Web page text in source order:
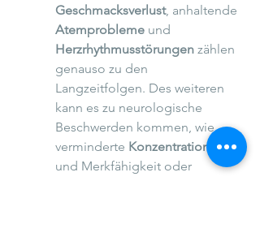
Geschmacksverlust, anhaltende
Atemprobleme und
Herzrhythmusstörungen zählen
genauso zu den
Langzeitfolgen. Des weiteren
kann es zu neurologische
Beschwerden kommen, wie
verminderte Konzentrations-
und Merkfähigkeit oder